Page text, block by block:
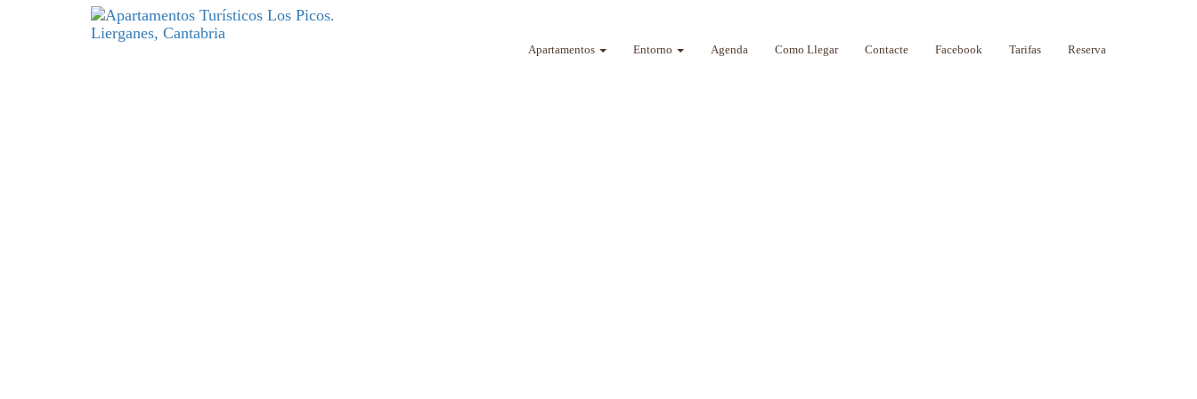
Apartamentos Entorno Agenda Como Llegar Contacte Facebook Tarifas Reserva